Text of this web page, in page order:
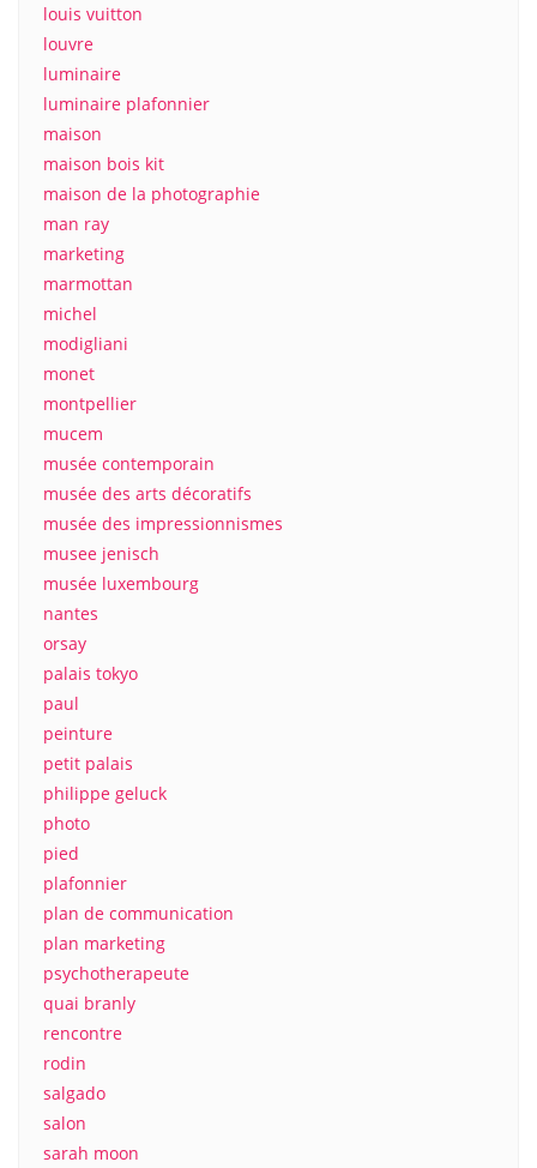
louis vuitton
louvre
luminaire
luminaire plafonnier
maison
maison bois kit
maison de la photographie
man ray
marketing
marmottan
michel
modigliani
monet
montpellier
mucem
musée contemporain
musée des arts décoratifs
musée des impressionnismes
musee jenisch
musée luxembourg
nantes
orsay
palais tokyo
paul
peinture
petit palais
philippe geluck
photo
pied
plafonnier
plan de communication
plan marketing
psychotherapeute
quai branly
rencontre
rodin
salgado
salon
sarah moon